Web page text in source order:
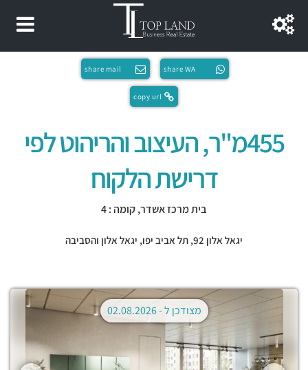
share WA
share mail
copy url
455מ"ר, העיצוב והריהוט לפי
דרישת הלקוח
בית מרכז אשדר, קומה : 4
יגאל אלון 92, תל אביב יפו, יגאל אלון והסביבה
מצודכן ל -02.08.2026